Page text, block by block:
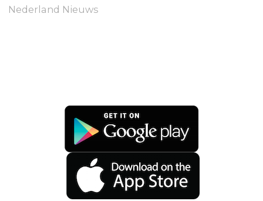
Nederland Nieuws